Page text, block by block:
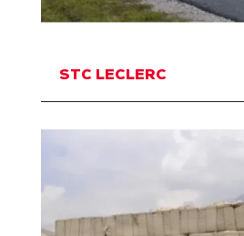
STC LECLERC